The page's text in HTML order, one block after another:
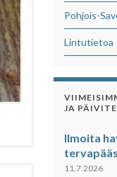
Pohjois-
Lintutietoa
JA
Ilmoita
11.7.2026